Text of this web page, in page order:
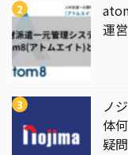
運
ノ
体
疑